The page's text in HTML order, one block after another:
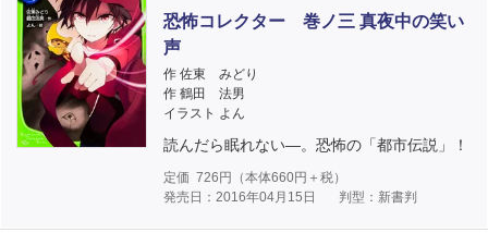
恐怖コレクター 巻ノ三 真夜中の笑い
声
作 佐東 みどり
作 鶴田 法男
イラスト よん
読んだら眠れない―。恐怖の「都市伝説」！
定価 726 円（本体660円＋税）
発売日：2016年04月15日
判型：新書判